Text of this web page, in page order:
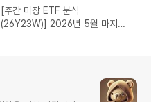
[주간 미장 ETF 분석
(26Y23W)] 2026년 5월 마지막